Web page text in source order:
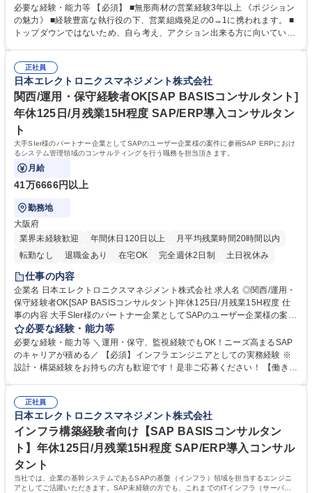
て既存や新規顧客にアプローチして案件の創出などの営業活動を実施しま
す 現在はエンジニアのマネージャーや代表/執行役経由で案件を受注して
いますが、第2創業期に差し掛かった今、更なる事業拡大に向けて営業組
す。 募集職種 【法人営業】執行役員直下で営業組織の0→1に携われるポ
ジション◎裁量大◎
必要な経験・能力等 【必須】 ■無形商材の営業経験3年以上 《ポジション
の魅力》 ■経験豊富な執行役の下、営業組織発足の0→1に携われます。 ■
トップダウンではないため、自ら考え、アクション出来る方に向いている
正社員
日本エレクトロニクスマネジメント株式会社
関西/運用・保守経験者OK[SAP BASISコンサルタント]
年休125日/月残業15H程度 SAP/ERP導入コンサルタン
ト
大手SIer様のパートナー企業としてSAPのユーザー企業様の案件に参画SAP ERPにおけ
るシステム管理領域のコンサルティングを行う職務を担当頂きます。
月給
41万6666円以上
勤務地
大阪府
業界未経験歓迎
年間休日120日以上
月平均残業時間20時間以内
転勤なし
退職金あり 在宅OK 完全週休2日制 土日祝休み
仕事の内容
企業名 日本エレクトロニクスマネジメント株式会社 求人名 ◎関西/運用・
保守経験者OK[SAP BASISコンサルタント]年休125日/月残業15H程度 仕
事の内容 大手SIer様のパートナー企業としてSAPのユーザー企業様の案件
に参画SAP ERPにおけるシステム管理領域のコンサルティングを行う職
務を担当頂きます。 【入社後】入社後2か月間はSAP認定コンサルタント
の資格取得に向けた勉強をしてもらいながら、SAP構築の実践にも携わり
キャッチアップしていただきます。その後企画されたITソリューションの
マイズ・開発・テスト・移行・ユーザー定着化などプロジェクト参画 ほか
募集職種 ◎関西/運用・保守経験者OK[SAP BASISコンサルタント]年休12
5日/月残業15H程度
必要な経験・能力等
必要な経験・能力等 ＼運用・保守、監視経験でもOK！ニーズ高まるSAP
のキャリアが積める／ 【必須】インフラエンジニアとしての実務経験 ※
設計・構築経験をお持ちの方も歓迎です！是非ご応募ください！ 【働き
メンバーと協調して組織的に価値を高めていける方 ■明確なキャリアプラ
ンを持ち、その実現に向けて努力を惜しまない方 ■上司などからの指示を
待つのではなく、自らの判断で積極的に行動できる方 学歴・資格 学歴：
大学院 大学 高専 短大 専修学校 高校 語学力： 資格：
正社員
日本エレクトロニクスマネジメント株式会社
インフラ構築経験者向け【SAP BASISコンサルタン
ト】年休125日/月残業15H程度 SAP/ERP導入コンサル
タント
当社では、企業の基幹システムであるSAPの基盤（インフラ）領域を担当するエンジニ
アとしてご活躍いただきます。SAP未経験の方でも、これまでのITインフラ（サーバ